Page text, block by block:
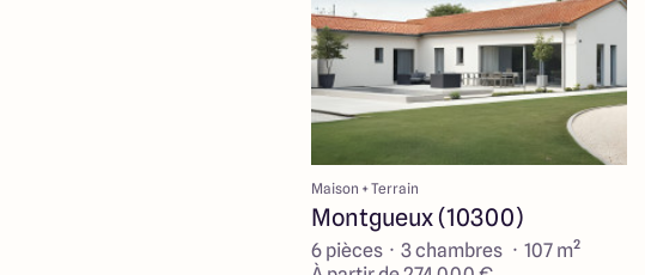
Maison + Terrain
Montgueux (10300)
6 pièces · 3 chambres · 107 m²